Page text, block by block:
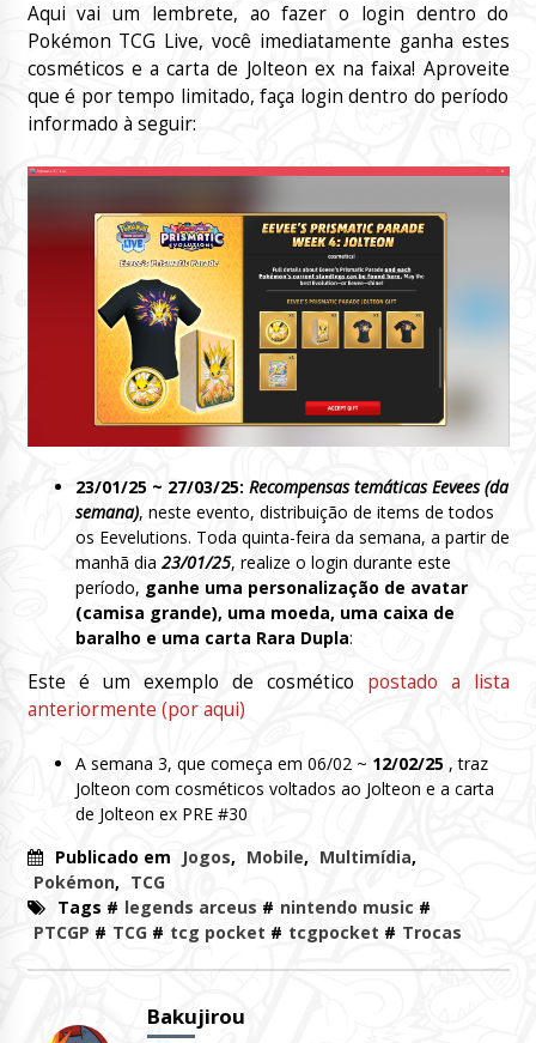
Aqui vai um lembrete, ao fazer o login dentro do
Pokémon TCG Live, você imediatamente ganha estes
cosméticos e a carta de Jolteon ex na faixa! Aproveite
que é por tempo limitado, faça login dentro do período
informado à seguir:
23/01/25 ~ 27/03/25: Recompensas temáticas Eevees (da
semana), neste evento, distribuição de items de todos
os Eevelutions. Toda quinta-feira da semana, a partir de
manhã dia 23/01/25, realize o login durante este
período, ganhe uma personalização de avatar
(camisa grande), uma moeda, uma caixa de
baralho e uma carta Rara Dupla:
Este é um exemplo de cosmético postado a lista
anteriormente (por aqui)
A semana 3, que começa em 06/02 ~ 12/02/25, traz
Jolteon com cosméticos voltados ao Jolteon e a carta
de Jolteon ex PRE #30
Publicado em
Jogos, Mobile, Multimídia,
Pokémon, TCG
Tags # legends arceus # nintendo music #
PTCGP # TCG# tcg pocket # tcgpocket # Trocas
Bakujirou